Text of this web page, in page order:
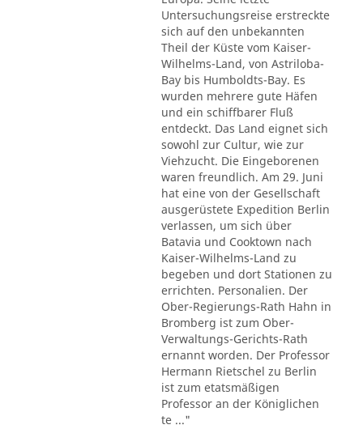
Untersuchungsreise erstreckte
sich auf den unbekannten
Theil der Küste vom Kaiser-
Wilhelms-Land, von Astriloba-
Bay bis Humboldts-Bay. Es
wurden mehrere gute Häfen
und ein schiffbarer Fluß
entdeckt. Das Land eignet sich
sowohl zur Cultur, wie zur
Viehzucht. Die Eingeborenen
waren freundlich. Am 29. Juni
hat eine von der Gesellschaft
ausgerüstete Expedition Berlin
verlassen, um sich über
Batavia und Cooktown nach
Kaiser-Wilhelms-Land zu
begeben und dort Stationen zu
errichten. Personalien. Der
Ober-Regierungs-Rath Hahn in
Bromberg ist zum Ober-
Verwaltungs-Gerichts-Rath
ernannt worden. Der Professor
Hermann Rietschel zu Berlin
ist zum etatsmäßigen
Professor an der Königlichen
te ..."